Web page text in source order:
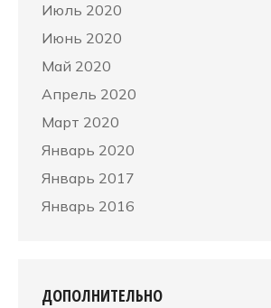
Июль 2020
Июнь 2020
Май 2020
Апрель 2020
Март 2020
Январь 2020
Январь 2017
Январь 2016
ДОПОЛНИТЕЛЬНО